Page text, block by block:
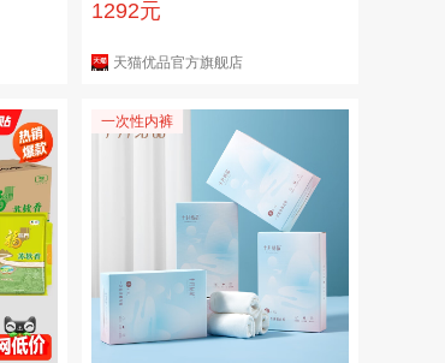
1292元
天猫优品官方旗舰店
一次性内裤